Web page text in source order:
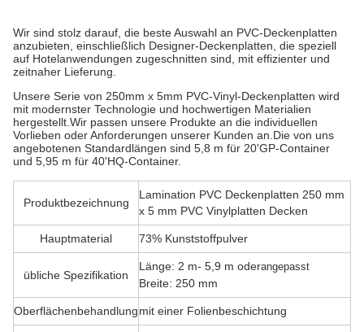
Wir sind stolz darauf, die beste Auswahl an PVC-Deckenplatten
anzubieten, einschließlich Designer-Deckenplatten, die speziell
auf Hotelanwendungen zugeschnitten sind, mit effizienter und
zeitnaher Lieferung.
Unsere Serie von 250mm x 5mm PVC-Vinyl-Deckenplatten wird
mit modernster Technologie und hochwertigen Materialien
hergestellt.Wir passen unsere Produkte an die individuellen
Vorlieben oder Anforderungen unserer Kunden an.Die von uns
angebotenen Standardlängen sind 5,8 m für 20'GP-Container
und 5,95 m für 40'HQ-Container.
Produktbezeichnung
Lamination PVC Deckenplatten 250 mm
x 5 mm PVC Vinylplatten Decken
Hauptmaterial 73% Kunststoffpulver
übliche Spezifikation
Länge: 2 m- 5,9 m oderangepasst
Breite: 250 mm
Oberflächenbehandlungmit einer Folienbeschichtung